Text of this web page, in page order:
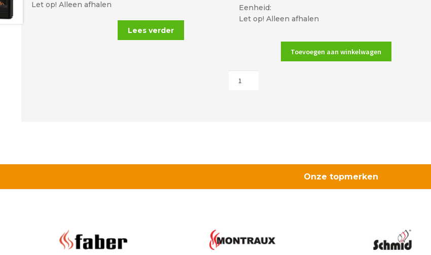
Let op! Alleen afhalen
Lees verder
Eenheid:
Let op! Alleen afhalen
Toevoegen aan winkelwagen
Onze topmerken